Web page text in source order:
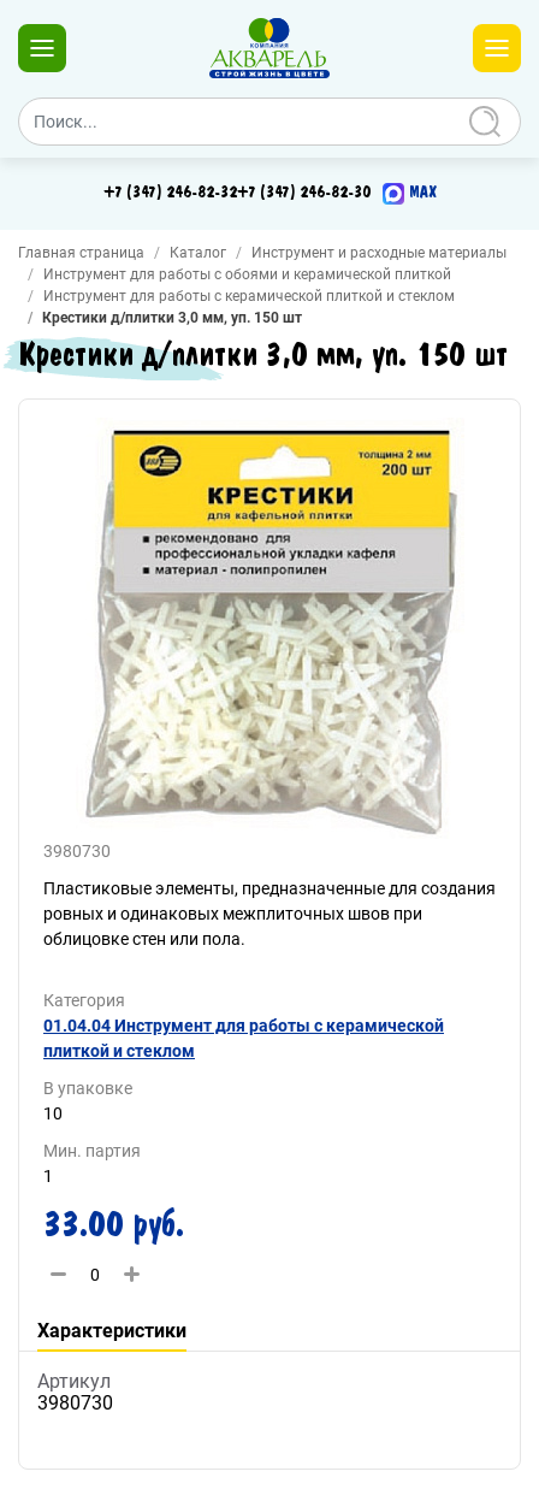
+7 (347) 246-82-32+7 (347) 246-82-30 MAX
Главная страница Каталог
Инструмент и расходные материалы
Инструмент для работы с обоями и керамической плиткой
Инструмент для работы с керамической плиткой и стеклом
Крестики д/плитки 3,0 мм, уп. 150 шт
Крестики д/плитки 3,0 мм, уп. 150 шт
3980730
Пластиковые элементы, предназначенные для создания
ровных и одинаковых межплиточных швов при
облицовке стен или пола.
Категория
01.04.04 Инструмент для работы с керамической
плиткой и стеклом
В упаковке
10
Мин. партия
1
33.00 руб.
Характеристики
Артикул
3980730